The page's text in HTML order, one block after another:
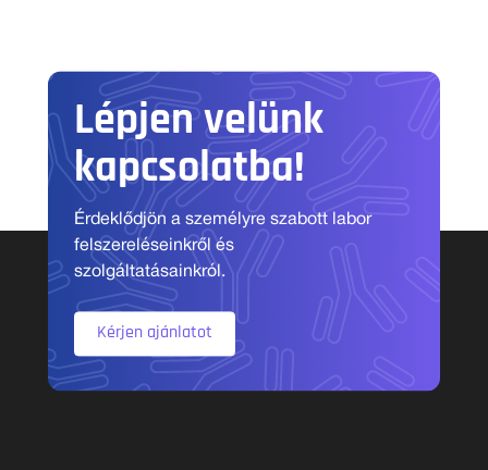
Lépjen velünk
kapcsolatba!
Érdeklődjön a személyre szabott labor
felszereléseinkről és
szolgáltatásainkról.
Kérjen ajánlatot